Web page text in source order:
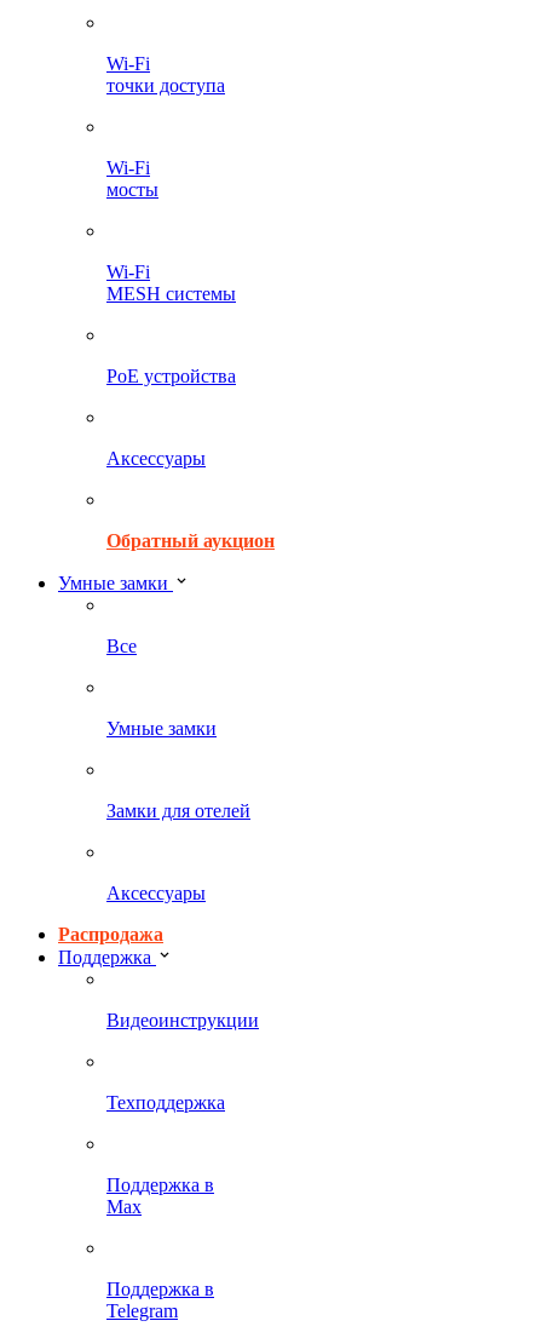
Wi-Fi
точки доступа
Wi-Fi
мосты
Wi-Fi
MESH системы
PoE устройства
Аксессуары
Обратный аукцион
Умные замки
Все
Умные замки
Замки для отелей
Аксессуары
Распродажа
Поддержка
Видеоинструкции
Техподдержка
Поддержка в
Max
Поддержка в
Telegram